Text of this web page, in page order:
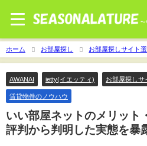
ホーム お部屋探し お部屋探しサイト
のメリット・デメリット！口コミ評判から判明
AWANAI ietty(イエッティ) お部屋探しサ
賃貸物件のノウハウ
いい部屋ネットのメリット
評判から判明した実態を暴